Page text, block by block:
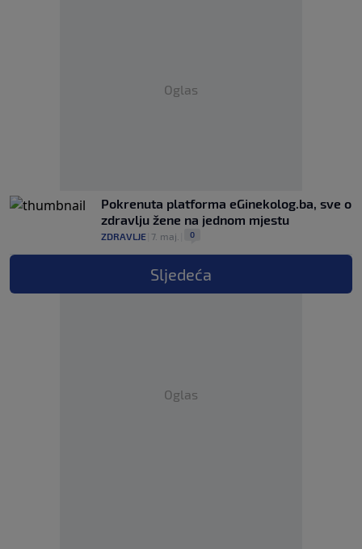
Oglas
Pokrenuta platforma eGinekolog.ba, sve o
zdravlju žene na jednom mjestu
ZDRAVLJE 7. maj. 0
Sljedeća
Oglas